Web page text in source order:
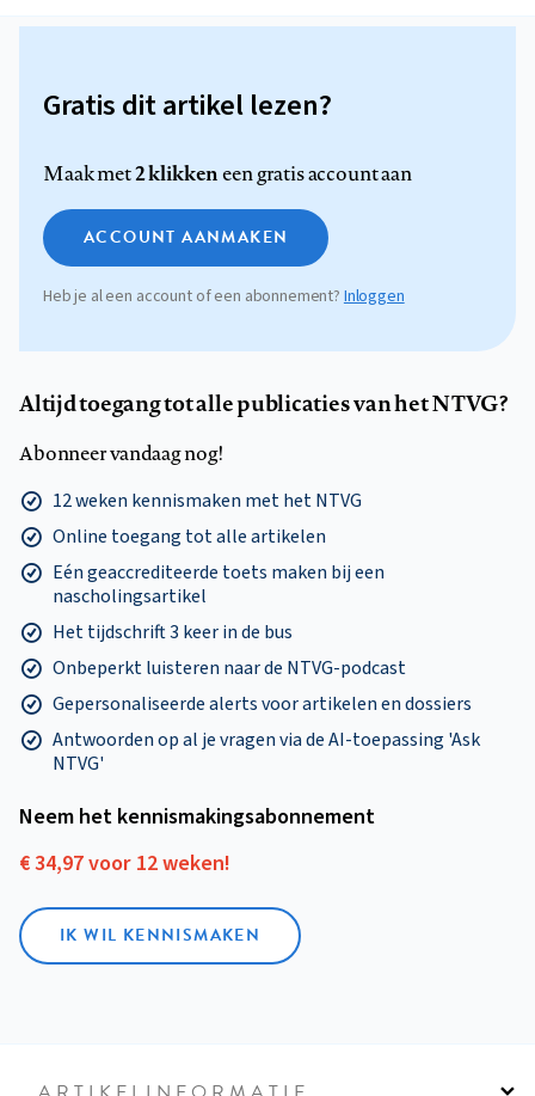
Gratis dit artikel lezen?
Maak met2 klikkeneen gratis account aan
ACCOUNT AANMAKEN
Heb je al een account of een abonnement? Inloggen
Altijd toegang tot alle publicaties van het NTVG?
Abonneer vandaag nog!
12 weken kennismaken met het NTVG
Online toegang tot alle artikelen
Eén geaccrediteerde toets maken bij een
nascholingsartikel
Het tijdschrift 3 keer in de bus
Onbeperkt luisteren naar de NTVG-podcast
Gepersonaliseerde alerts voor artikelen en dossiers
Antwoorden op al je vragen via de AI-toepassing 'Ask
NTVG'
Neem het kennismakings­abonnement
€ 34,97 voor 12 weken!
IK WIL KENNISMAKEN